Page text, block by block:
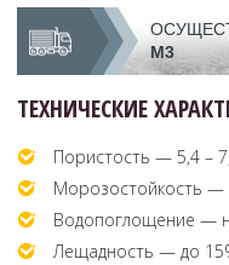
М3
ТЕХНИЧЕСКИЕ
Пористость — 5,4 –
Морозостойкость —
Водопоглощение —
Лещадность — до